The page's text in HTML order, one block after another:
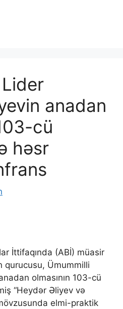
anadan
cü
həsr
İttifaqında (ABİ) müasir
qurucusu, Ümummilli
olmasının 103-cü
“Heydər Əliyev və
elmi-praktik